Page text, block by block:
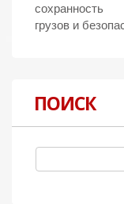
сохранность
грузов и
ПОИСК